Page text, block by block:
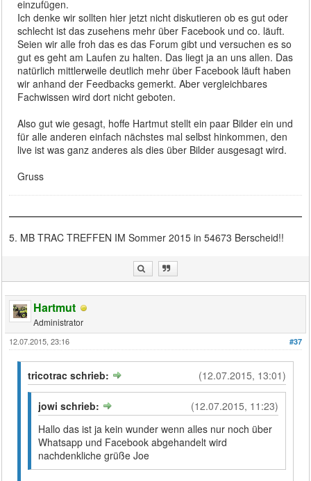
einzufügen.
Ich denke wir sollten hier jetzt nicht diskutieren ob es gut oder
schlecht ist das zusehens mehr über Facebook und co. läuft.
Seien wir alle froh das es das Forum gibt und versuchen es so
gut es geht am Laufen zu halten. Das liegt ja an uns allen. Das
natürlich mittlerweile deutlich mehr über Facebook läuft haben
wir anhand der Feedbacks gemerkt. Aber vergleichbares
Fachwissen wird dort nicht geboten.
Also gut wie gesagt, hoffe Hartmut stellt ein paar Bilder ein und
für alle anderen einfach nächstes mal selbst hinkommen, den
live ist was ganz anderes als dies über Bilder ausgesagt wird.
Gruss
5. MB TRAC TREFFEN IM Sommer 2015 in 54673 Berscheid!!
Hartmut
Administrator
#37
12.07.2015, 23:16
(12.07.2015, 13:01)
tricotrac schrieb:
(12.07.2015, 11:23)
jowi schrieb:
Hallo das ist ja kein wunder wenn alles nur noch über
Whatsapp und Facebook abgehandelt wird
nachdenkliche grüße Joe